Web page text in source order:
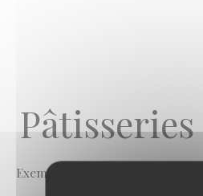
Exemples de pâtisseries à